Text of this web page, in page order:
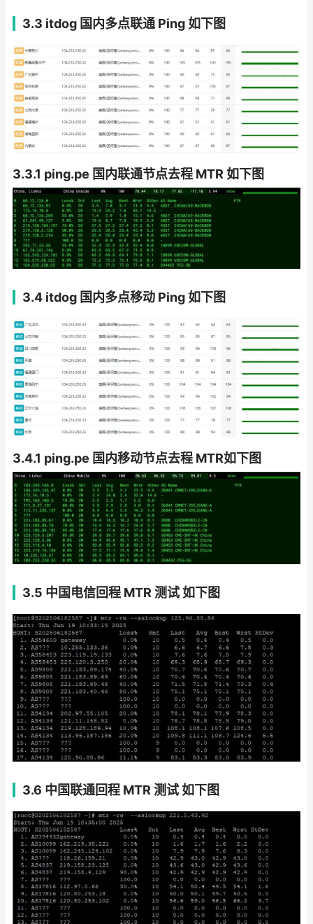
3.3 itdog 国内多点联通 Ping 如下图
3.3.1 ping.pe 国内联通节点去程 MTR 如下图
3.4 itdog 国内多点移动 Ping 如下图
3.4.1 ping.pe 国内移动节点去程 MTR如下图
3.5 中国电信回程 MTR 测试 如下图
3.6 中国联通回程 MTR 测试 如下图